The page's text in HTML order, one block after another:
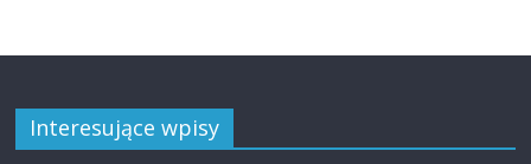
Interesujące wpisy